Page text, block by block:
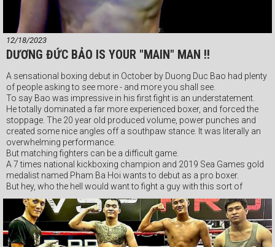
12/18/2023
DƯƠNG ĐỨC BẢO IS YOUR "MAIN" MAN !!
A sensational boxing debut in October by Duong Duc Bao had plenty
of people asking to see more - and more you shall see.
To say Bao was impressive in his first fight is an understatement.
He totally dominated a far more experienced boxer, and forced the
stoppage. The 20 year old produced volume, power punches and
created some nice angles off a southpaw stance. It was literally an
overwhelming performance.
But matching fighters can be a difficult game.
A 7 times national kickboxing champion and 2019 Sea Games gold
medalist named Pham Ba Hoi wants to debut as a pro boxer.
But hey, who the hell would want to fight a guy with this sort of
resume ?
Duong Duc Bao - that's who !
Ladies and gentlemen, grab your popcorn, this is our main event.
ENJOY !